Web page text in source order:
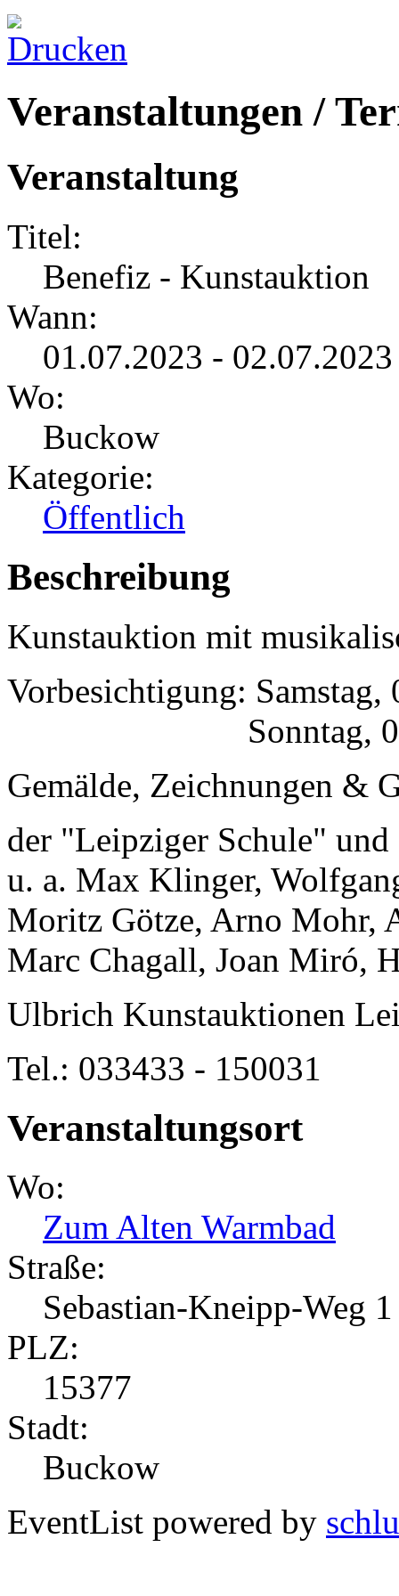
Veranstaltungen /
Veranstaltung
Titel:
Benefiz - Kunstauktion
Wann:
01.07.2023 -
Wo:
Buckow
Kategorie:
Öffentlich
Beschreibung
Kunstauktion mit
Vorbesichtigung:
Sonntag, 02. Juli
Gemälde, Zeichnungen &
der "Leipziger Schule"
u. a. Max Klinger,
Moritz Götze, Arno Mohr,
Marc Chagall, Joan Miró,
Ulbrich Kunstauktionen
Tel.: 033433 - 150031
Veranstaltungsort
Wo:
Zum Alten Warmbad
Straße:
Sebastian-Kneipp-Weg 1
PLZ:
15377
Stadt:
Buckow
EventList powered by